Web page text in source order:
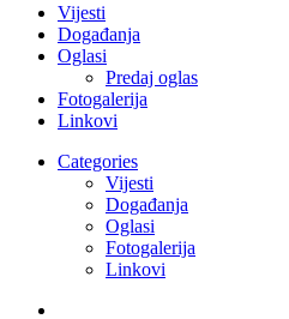
Vijesti
Događanja
Oglasi
Predaj oglas
Fotogalerija
Linkovi
Categories
Vijesti
Događanja
Oglasi
Fotogalerija
Linkovi